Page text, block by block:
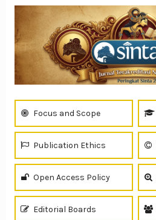
Focus and Scope
Publication Ethics
Open Access Policy
Editorial Boards